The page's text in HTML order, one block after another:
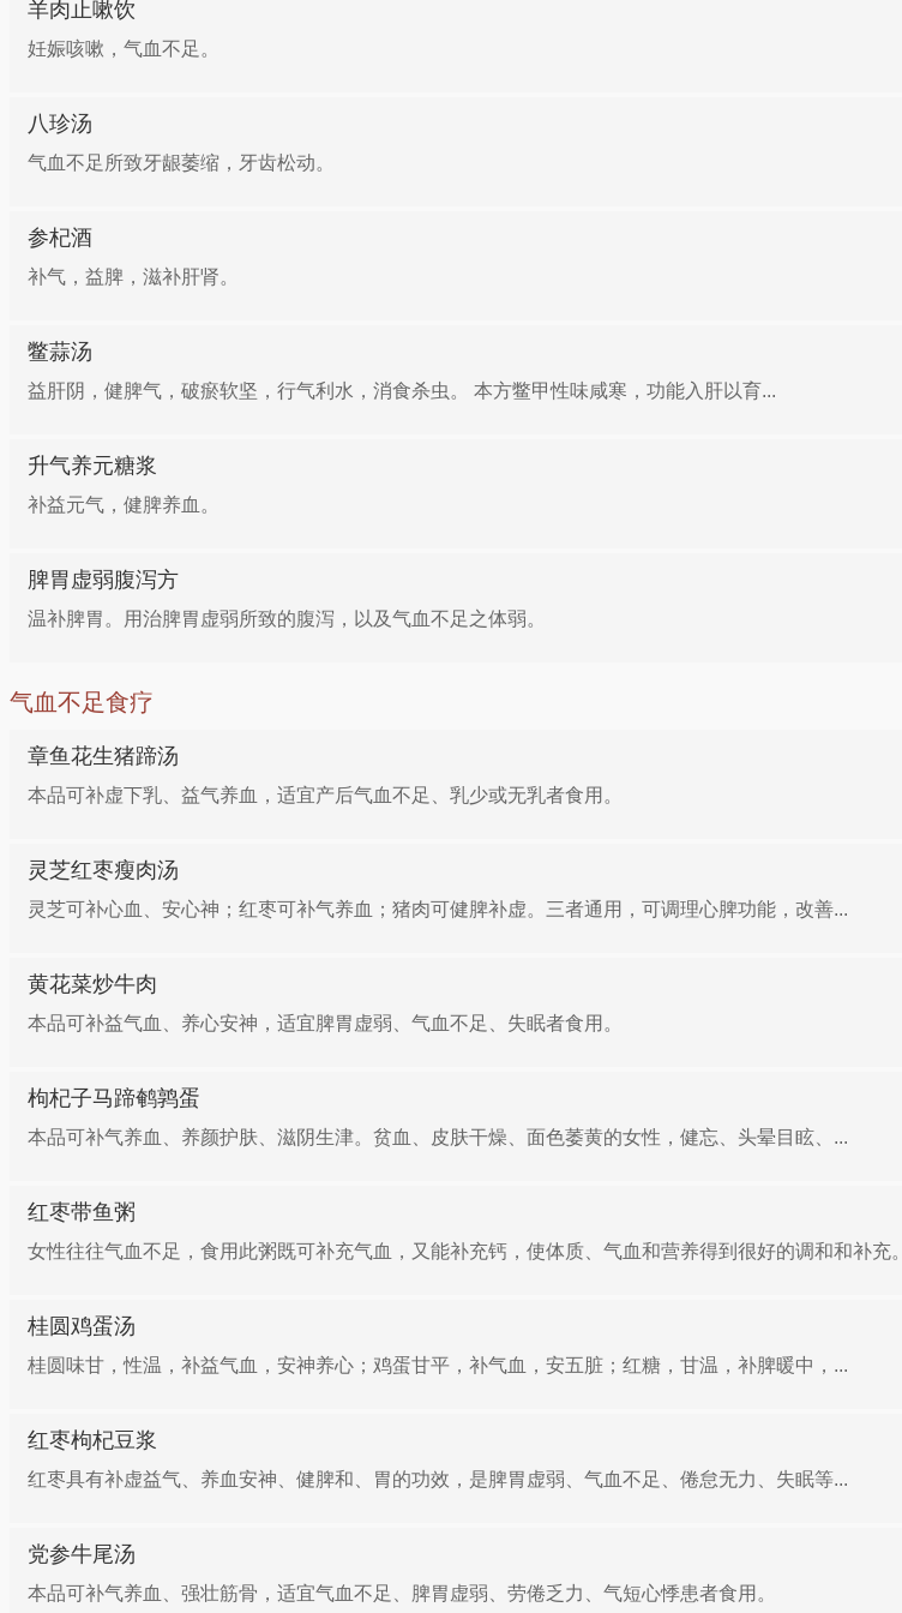
羊肉止嗽饮
妊娠咳嗽，气血不足。
八珍汤
气血不足所致牙龈萎缩，牙齿松动。
参杞酒
补气，益脾，滋补肝肾。
鳖蒜汤
益肝阴，健脾气，破瘀软坚，行气利水，消食杀虫。 本方鳖甲性味咸寒，功能入肝以育...
升气养元糖浆
补益元气，健脾养血。
脾胃虚弱腹泻方
温补脾胃。用治脾胃虚弱所致的腹泻，以及气血不足之体弱。
气血不足食疗
章鱼花生猪蹄汤
本品可补虚下乳、益气养血，适宜产后气血不足、乳少或无乳者食用。
灵芝红枣瘦肉汤
灵芝可补心血、安心神；红枣可补气养血；猪肉可健脾补虚。三者通用，可调理心脾功能，改善...
黄花菜炒牛肉
本品可补益气血、养心安神，适宜脾胃虚弱、气血不足、失眠者食用。
枸杞子马蹄鹌鹑蛋
本品可补气养血、养颜护肤、滋阴生津。贫血、皮肤干燥、面色萎黄的女性，健忘、头晕目眩、...
红枣带鱼粥
女性往往气血不足，食用此粥既可补充气血，又能补充钙，使体质、气血和营养得到很好的调和和补充。
桂圆鸡蛋汤
桂圆味甘，性温，补益气血，安神养心；鸡蛋甘平，补气血，安五脏；红糖，甘温，补脾暖中，...
红枣枸杞豆浆
红枣具有补虚益气、养血安神、健脾和、胃的功效，是脾胃虚弱、气血不足、倦怠无力、失眠等...
党参牛尾汤
本品可补气养血、强壮筋骨，适宜气血不足、脾胃虚弱、劳倦乏力、气短心悸患者食用。